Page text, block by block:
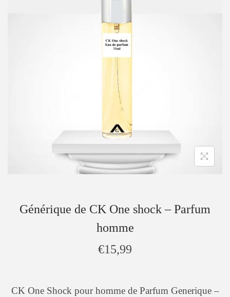
Générique de CK One shock – Parfum
homme
€15,99
CK One Shock pour homme de Parfum Generique –